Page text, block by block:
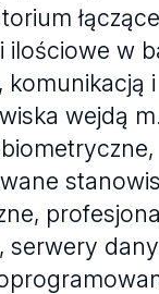
ilościowe w
komunikacją
wejdą
serwery